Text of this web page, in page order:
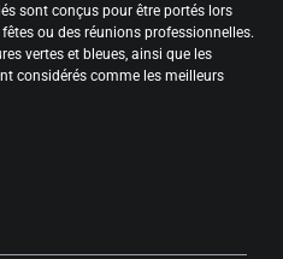
sont conçus pour être portés lors
ou des réunions professionnelles.
vertes et bleues, ainsi que les
considérés comme les meilleurs